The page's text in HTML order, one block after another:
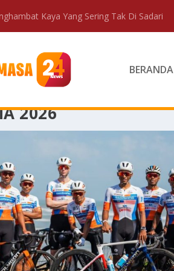
Kaya Yang Sering Tak Di Sadari
BERANDA
2026